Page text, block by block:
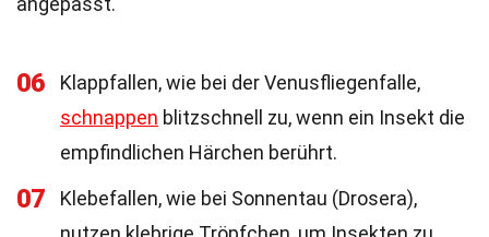
06
Klappfallen, wie bei der Venusfliegenfalle,
schnappen blitzschnell zu, wenn ein Insekt die
empfindlichen Härchen berührt.
07
Klebefallen, wie bei Sonnentau (Drosera),